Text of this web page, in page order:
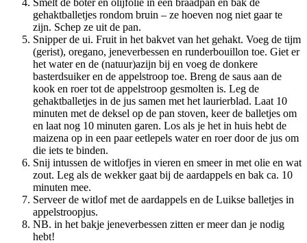
gehaktballetjes rondom bruin – ze hoeven nog niet gaar te
zijn. Schep ze uit de pan.
Snipper de ui. Fruit in het bakvet van het gehakt. Voeg de tijm
(gerist), oregano, jeneverbessen en runderbouillon toe. Giet er
het water en de (natuur)azijn bij en voeg de donkere
basterdsuiker en de appelstroop toe. Breng de saus aan de
kook en roer tot de appelstroop gesmolten is. Leg de
gehaktballetjes in de jus samen met het laurierblad. Laat 10
minuten met de deksel op de pan stoven, keer de balletjes om
en laat nog 10 minuten garen. Los als je het in huis hebt de
maizena op in een paar eetlepels water en roer door de jus om
die iets te binden.
Snij intussen de witlofjes in vieren en smeer in met olie en wat
zout. Leg als de wekker gaat bij de aardappels en bak ca. 10
minuten mee.
Serveer de witlof met de aardappels en de Luikse balletjes in
appelstroopjus.
NB. in het bakje jeneverbessen zitten er meer dan je nodig
hebt!